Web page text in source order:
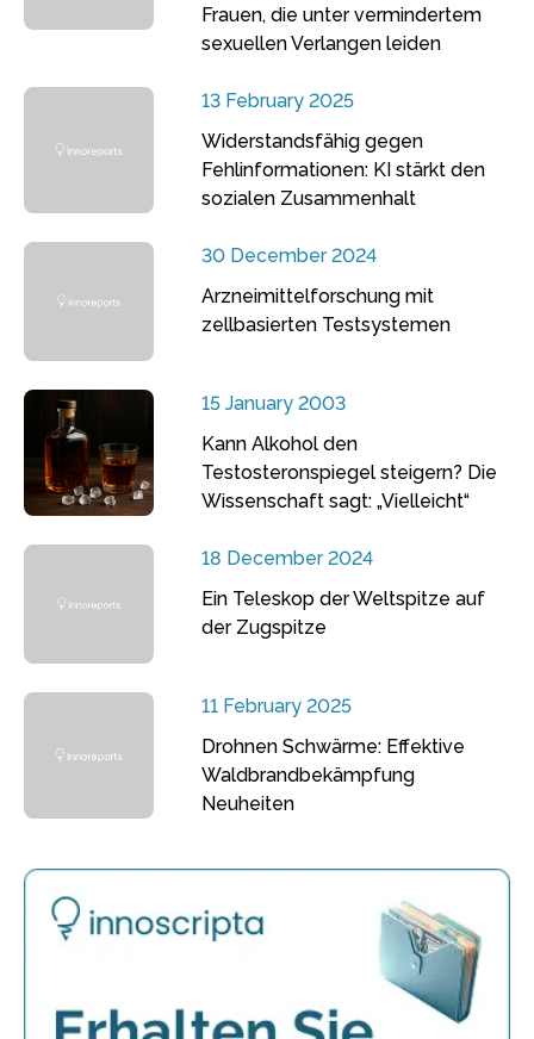
Frauen, die unter vermindertem
sexuellen Verlangen leiden
13 February 2025
Widerstandsfähig gegen
Fehlinformationen: KI stärkt den
sozialen Zusammenhalt
30 December 2024
Arzneimittelforschung mit
zellbasierten Testsystemen
15 January 2003
Kann Alkohol den
Testosteronspiegel steigern? Die
Wissenschaft sagt: „Vielleicht“
18 December 2024
Ein Teleskop der Weltspitze auf
der Zugspitze
11 February 2025
Drohnen Schwärme: Effektive
Waldbrandbekämpfung
Neuheiten